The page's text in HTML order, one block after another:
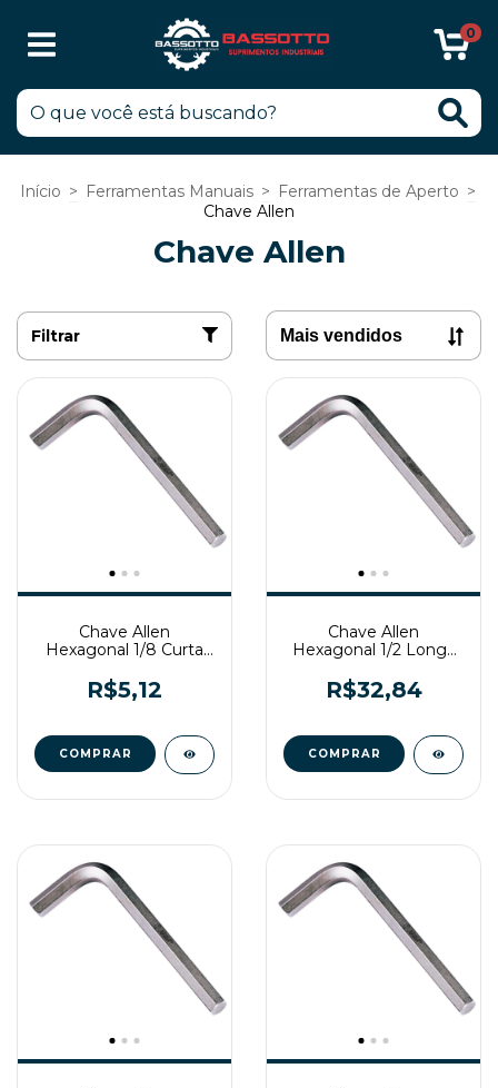
0
Início > Ferramentas Manuais > Ferramentas de Aperto >
Chave Allen
Chave Allen
Filtrar
Chave Allen
Hexagonal 1/8 Curta
R$5,12
Chave Allen
Hexagonal 1/2 Longa
R$32,84